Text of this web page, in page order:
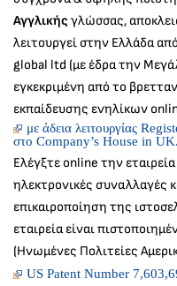
Αγγλικής γλώσσας,
λειτουργεί στην Ελλάδα
global ltd (με έδρα την
εγκεκριμένη από το
εκπαίδευσης ενηλίκων
με άδεια λειτουργίας
στο Company’s House in UK.
Ελέγξτε online την εταιρεία
ηλεκτρονικές συναλλαγές
επικαιροποίηση της
εταιρεία είναι
(Ηνωμένες Πολιτείες
US Patent Number